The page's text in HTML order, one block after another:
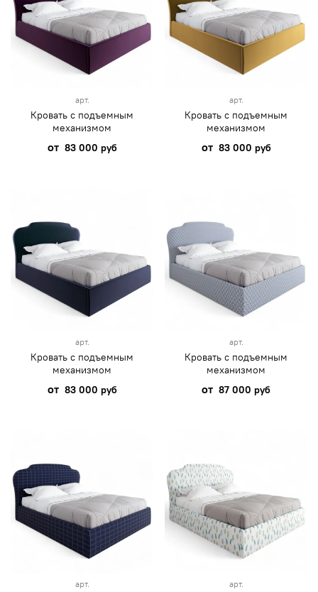
арт.
Кровать с подъемным
механизмом
от 83 000 руб
арт.
Кровать с подъемным
механизмом
от 83 000 руб
арт.
Кровать с подъемным
механизмом
от 83 000 руб
арт.
Кровать с подъемным
механизмом
от 87 000 руб
арт. арт.